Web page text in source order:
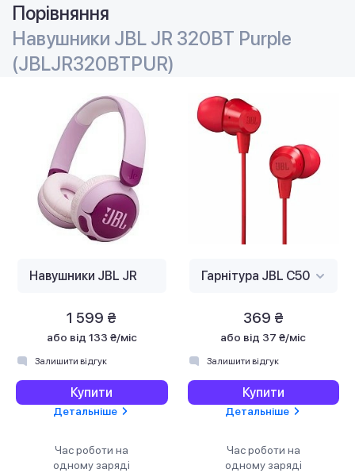
Порівняння
Навушники JBL JR 320BT Purple
(JBLJR320BTPUR)
1 599 ₴
або від 133 ₴/міс
Залишити відгук
Купити
Детальніше
Час роботи на
одному заряді
369 ₴
або від 37 ₴/міс
Залишити відгук
Купити
Детальніше
Час роботи на
одному заряді